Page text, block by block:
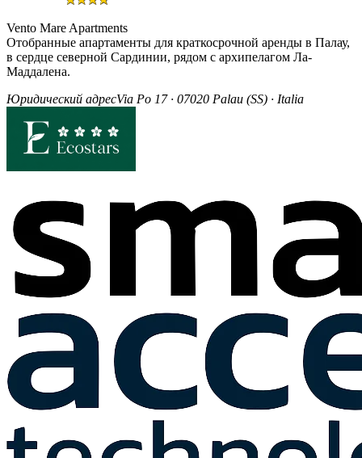
Vento Mare Apartments
Отобранные апартаменты для краткосрочной аренды в Палау,
в сердце северной Сардинии, рядом с архипелагом Ла-
Маддалена.
Юридический адресVia Po 17 · 07020 Palau (SS) · Italia